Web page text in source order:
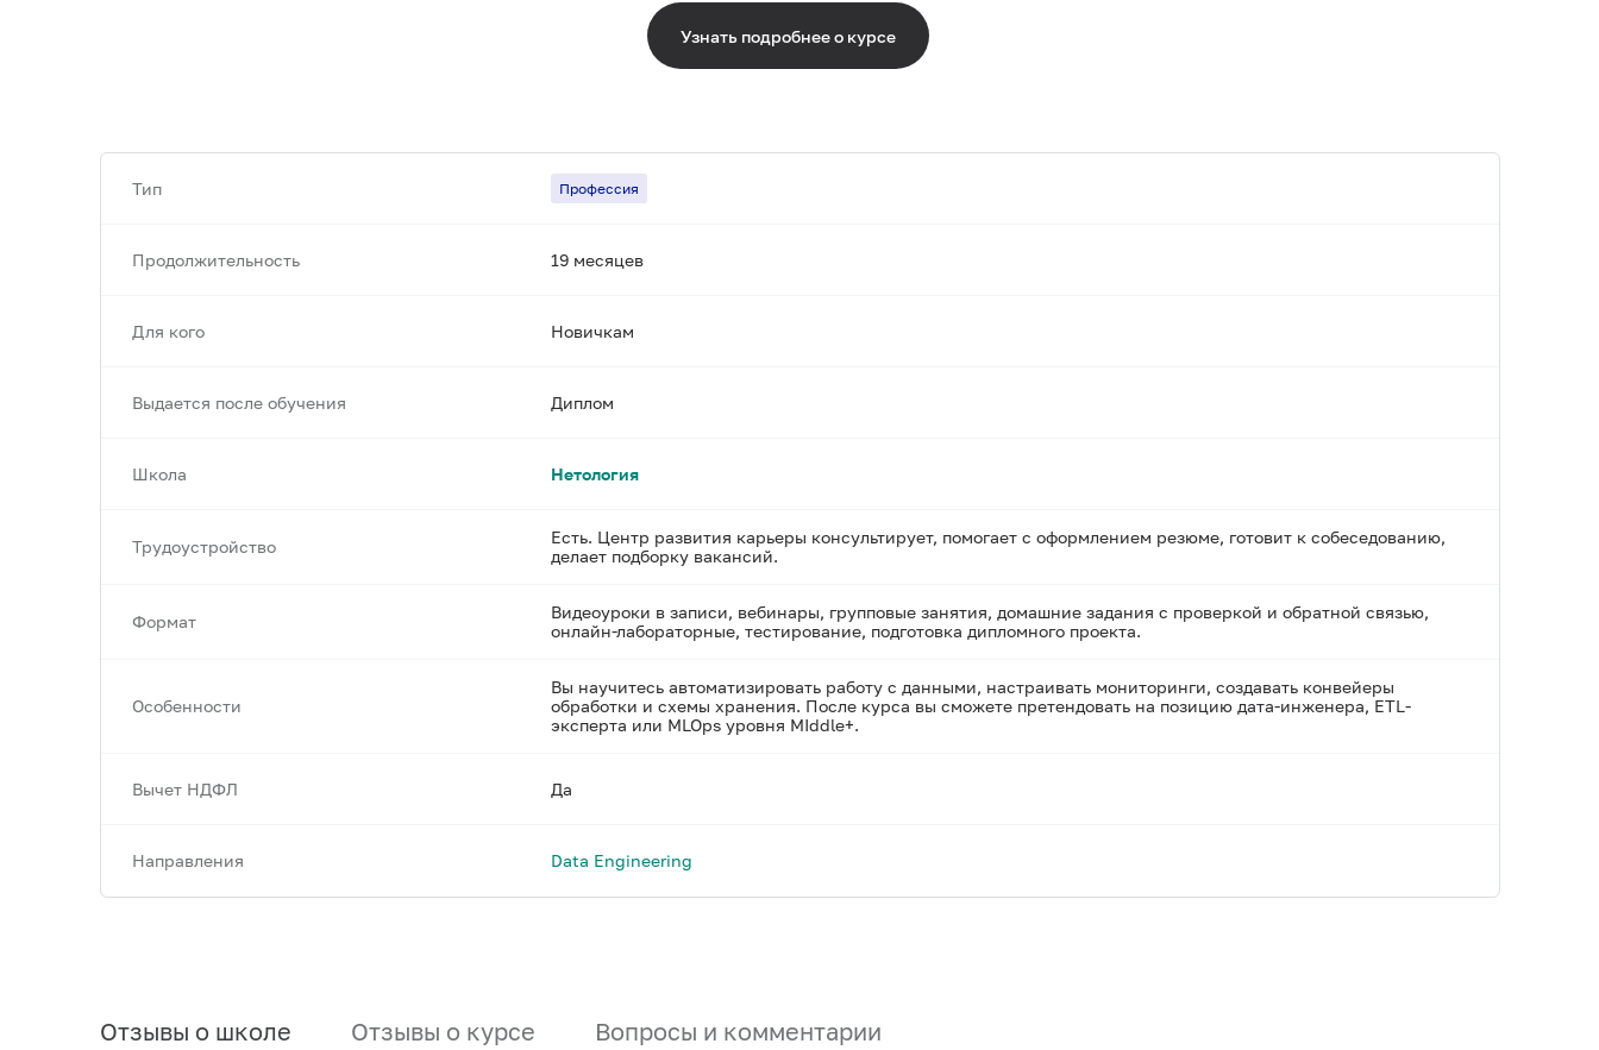
Узнать подробнее о курсе
Тип Профессия
Продолжительность 19 месяцев
Для кого Новичкам
Выдается после обучения Диплом
Школа Нетология
Трудоустройство
Есть. Центр развития карьеры консультирует, помогает с оформлением резюме, готовит к собеседованию,
делает подборку вакансий.
Формат
Видеоуроки в записи, вебинары, групповые занятия, домашние задания с проверкой и обратной связью,
онлайн-лабораторные, тестирование, подготовка дипломного проекта.
Особенности
Вы научитесь автоматизировать работу с данными, настраивать мониторинги, создавать конвейеры
обработки и схемы хранения. После курса вы сможете претендовать на позицию дата-инженера, ETL-
эксперта или MLOps уровня MIddle+.
Вычет НДФЛ Да
Направления Data Engineering
Отзывы о школе Отзывы о курсе Вопросы и комментарии